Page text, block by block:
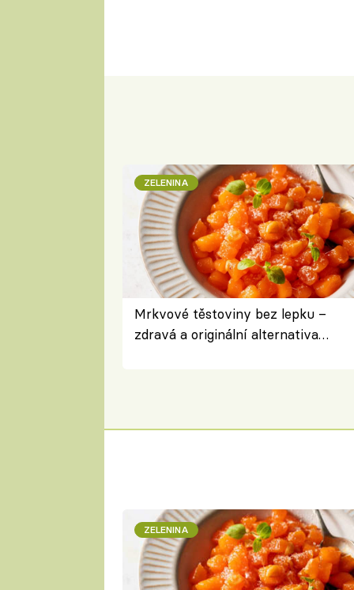
ZELENINA
Mrkvové těstoviny bez lepku –
zdravá a originální alternativa
ZELENINA